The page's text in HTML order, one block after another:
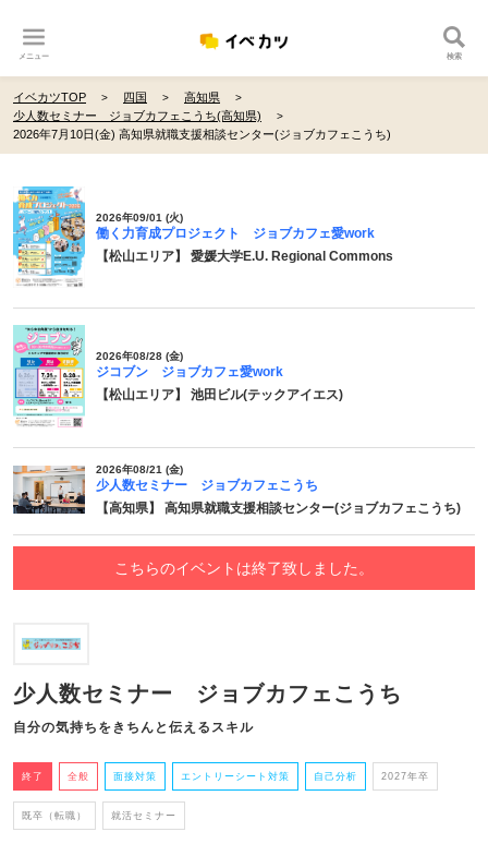
メニュー 検索
イベカツTOP 四国
高知県
少人数セミナー ジョブカフェこうち(高知県)
2026年7月10日(金) 高知県就職支援相談センター(ジョブカフェこうち)
2026年09/01 (火)
働く力育成プロジェクト ジョブカフェ愛work
【松山エリア】 愛媛大学E.U. Regional Commons
2026年08/28 (金)
ジコブン ジョブカフェ愛work
【松山エリア】 池田ビル(テックアイエス)
2026年08/21 (金)
少人数セミナー ジョブカフェこうち
【高知県】 高知県就職支援相談センター(ジョブカフェこうち)
こちらのイベントは終了致しました。
少人数セミナー ジョブカフェこうち
自分の気持ちをきちんと伝えるスキル
終了 全般 面接対策 エントリーシート対策 自己分析 2027年卒
既卒（転職） 就活セミナー